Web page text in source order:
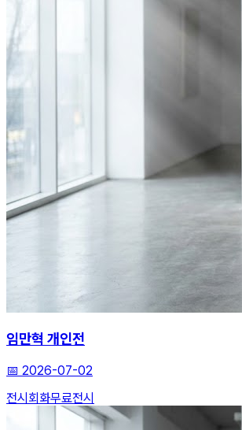
임만혁 개인전
📅 2026-07-02
전시 회화무료전시